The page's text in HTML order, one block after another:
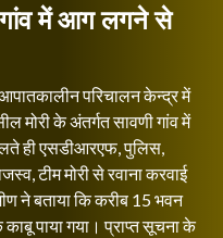
गांव में आग लगने से
परिचालन केन्द्र में
मोरी के अंतर्गत सावणी गांव में
ही एसडीआरएफ, पुलिस,
टीम मोरी से रवाना करवाई
ने बताया कि करीब 15 भवन
पाया गया। प्राप्त सूचना के